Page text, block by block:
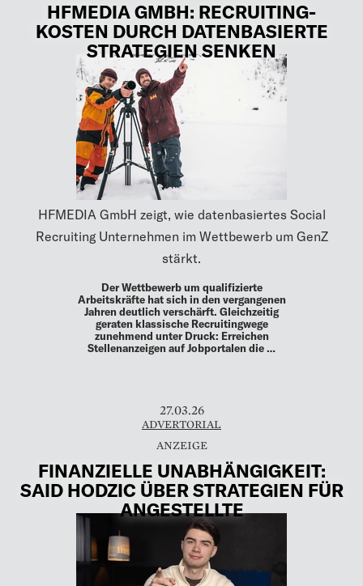
HFMEDIA GMBH: RECRUITING-
KOSTEN DURCH DATENBASIERTE
STRATEGIEN SENKEN
HFMEDIA GmbH zeigt, wie datenbasiertes Social
Recruiting Unternehmen im Wettbewerb um GenZ
stärkt.
Der Wettbewerb um qualifizierte
Arbeitskräfte hat sich in den vergangenen
Jahren deutlich verschärft. Gleichzeitig
geraten klassische Recruitingwege
zunehmend unter Druck: Erreichen
Stellenanzeigen auf Jobportalen die …
27.03.26
ADVERTORIAL
FINANZIELLE UNABHÄNGIGKEIT:
SAID HODZIC ÜBER STRATEGIEN FÜR
ANGESTELLTE